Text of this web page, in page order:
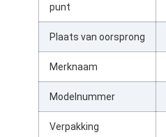
punt
Plaats van oorsprong
Merknaam
Modelnummer
Verpakking